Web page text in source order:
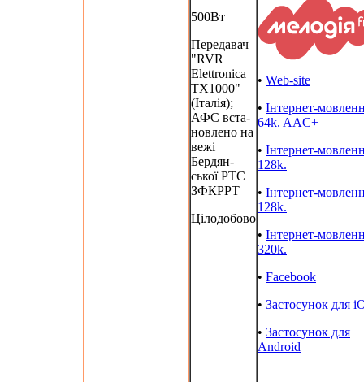
500Вт
Передавач
"RVR
Elettronica
ТХ1000"
(Італія);
АФС вста-
новлено на
вежі
Бердян-
ської РТС
ЗФКРРТ
Цілодобово
• Web-site
• Інтернет-
64k. AAC+
• Інтернет-
128k.
• Інтернет-
128k.
• Інтернет-
320k.
• Facebook
• Застосунок для
• Застосунок для
Android